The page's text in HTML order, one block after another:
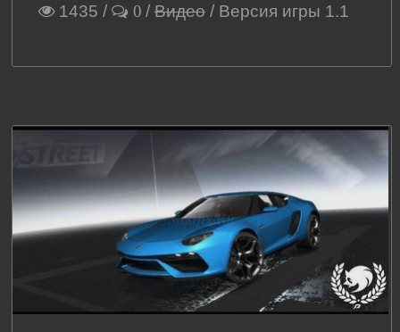
1435 / 0 /Видео/ Версия игры 1.1